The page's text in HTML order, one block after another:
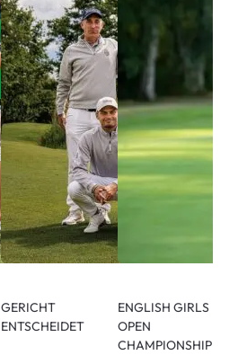
GERICHT
ENTSCHEIDET
ENGLISH GIRLS
OPEN
CHAMPIONSHIP